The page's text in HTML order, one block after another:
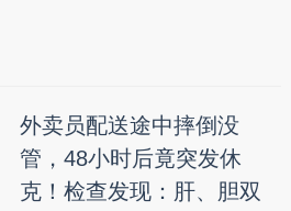
外卖员配送途中摔倒没
管，48小时后竟突发休
克！检查发现：肝、胆双